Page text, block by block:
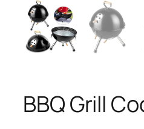
BBQ Grill